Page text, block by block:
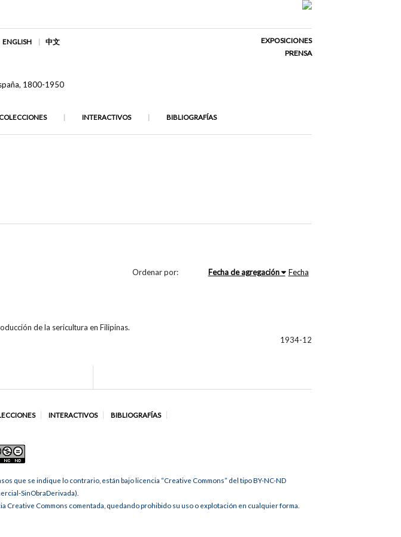
ENGLISH 中文
EXPOSICIONES
PRENSA
INTERACTIVOS BIBLIOGRAFÍAS
Ordenar por: Fecha de agregación Fecha
de la sericultura en Filipinas.
1934-12
INTERACTIVOS BIBLIOGRAFÍAS
que se indique lo contrario, están bajo licencia “Creative Commons” del tipo BY-NC-ND
SinObraDerivada).
Creative Commons comentada, quedando prohibido su uso o explotación en cualquier forma.